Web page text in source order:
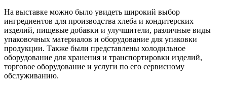
На выставке можно было увидеть широкий выбор
ингредиентов для производства хлеба и кондитерских
изделий, пищевые добавки и улучшители, различные виды
упаковочных материалов и оборудование для упаковки
продукции. Также были представлены холодильное
оборудование для хранения и транспортировки изделий,
торговое оборудование и услуги по его сервисному
обслуживанию.